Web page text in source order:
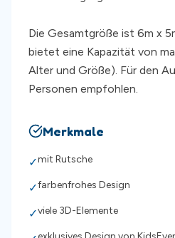
Die Gesamtgröße ist 6m x
bietet eine Kapazität von
Alter und Größe). Für den
Personen empfohlen.
Merkmale
✓mit Rutsche
✓farbenfrohes Design
✓viele 3D-Elemente